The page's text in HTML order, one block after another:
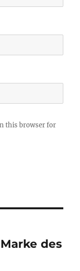
this browser for
des